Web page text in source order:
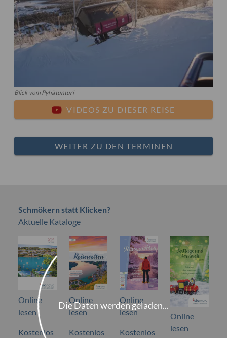
Blick vom Pyhätunturi
VIDEOS ZU DIESER REISE
WEITER ZU DEN TERMINEN
Die Daten werden geladen...
Schmökern statt Klicken?
Aktuelle Kataloge
Online
lesen
Kostenlos
Online
lesen
Kostenlos
Online
lesen
Kostenlos
Online
lesen